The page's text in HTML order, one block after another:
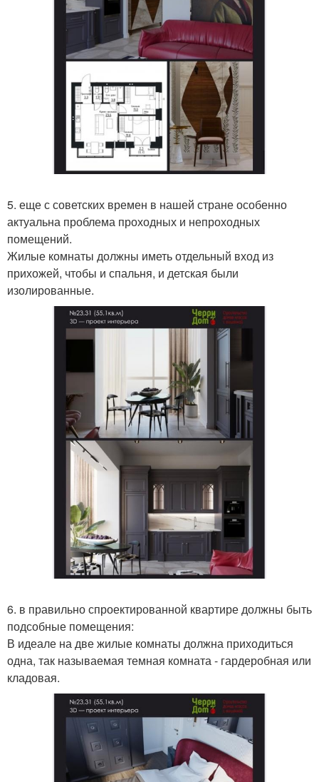
5. еще с советских времен в нашей стране особенно
актуальна проблема проходных и непроходных
помещений.
Жилые комнаты должны иметь отдельный вход из
прихожей, чтобы и спальня, и детская были
изолированные.
6. в правильно спроектированной квартире должны быть
подсобные помещения:
В идеале на две жилые комнаты должна приходиться
одна, так называемая темная комната - гардеробная или
кладовая.